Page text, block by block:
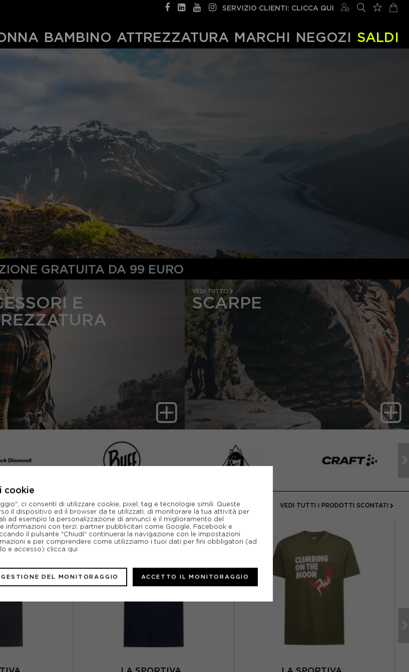
SERVIZIO CLIENTI: CLICCA QUI
BAMBINO ATTREZZATURA MARCHI NEGOZI SALDI
E
VEDI TUTTO
SCARPE
ALPINISMO E ARRAMPICATA VEDI TUTTI I PRODOTTI SCONTATI
cookie
ci consenti di utilizzare cookie, pixel, tag e tecnologie simili. Queste
il dispositivo ed il browser da te utilizzati, di monitorare la tua attività per
ad esempio la personalizzazione di annunci e il miglioramento del
informazioni con terzi: partner pubblicitari come Google, Facebook e
il pulsante "Chiudi" continuerai la navigazione con le impostazioni
e per comprendere come utilizziamo i tuoi dati per fini obbligatori (ad
e accesso) clicca qui
GESTIONE DEL MONITORAGGIO ACCETTO IL MONITORAGGIO